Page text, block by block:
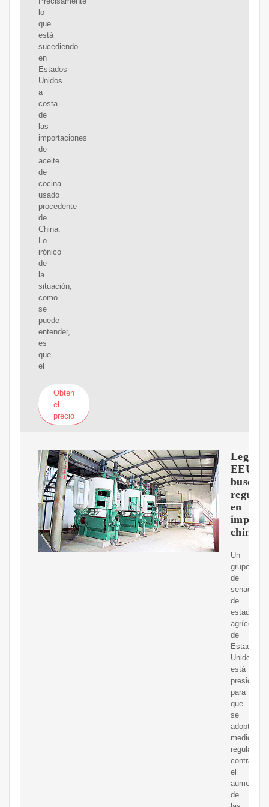
lo
que
está
sucediendo
en
Estados
Unidos
a
costa
de
las
importaciones
de
aceite
de
cocina
usado
procedente
de
China.
Lo
irónico
de
la
situación,
como
se
puede
entender,
es
que
el
Obtén
el
precio
EEUU
buscan
en
chinas
Un
grupo
de
senadores
de
estados
agrícolas
de
Estados
Unidos
está
para
que
se
adopten
medidas
contra
el
aumento
de